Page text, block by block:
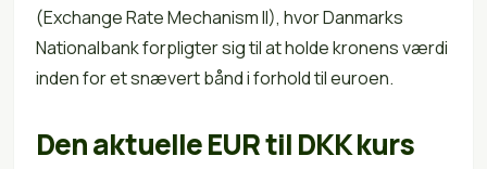
(Exchange Rate Mechanism II), hvor Danmarks
Nationalbank forpligter sig til at holde kronens værdi
inden for et snævert bånd i forhold til euroen.
Den aktuelle EUR til DKK kurs